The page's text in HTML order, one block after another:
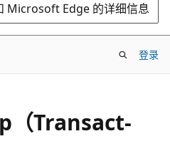
Microsoft Edge 的详细信息
登录
（Transact-